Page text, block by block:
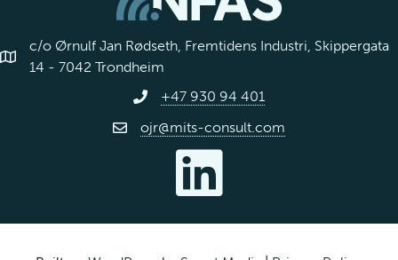
c/o Ørnulf Jan Rødseth, Fremtidens Industri, Skippergata
14 - 7042 Trondheim
+47 930 94 401
ojr@mits-consult.com